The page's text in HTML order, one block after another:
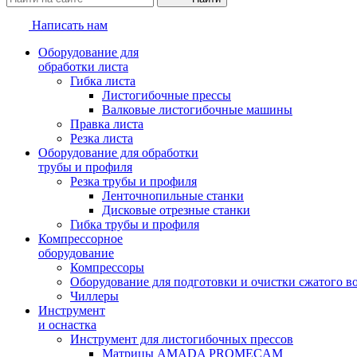
Написать нам
Оборудование для
обработки листа
Гибка листа
Листогибочные прессы
Валковые листогибочные машины
Правка листа
Резка листа
Оборудование для обработки
трубы и профиля
Резка трубы и профиля
Ленточнопильные станки
Дисковые отрезные станки
Гибка трубы и профиля
Компрессорное
оборудование
Компрессоры
Оборудование для подготовки и очистки сжатого
Чиллеры
Инструмент
и оснастка
Инструмент для листогибочных прессов
Матрицы AMADA PROMECAM